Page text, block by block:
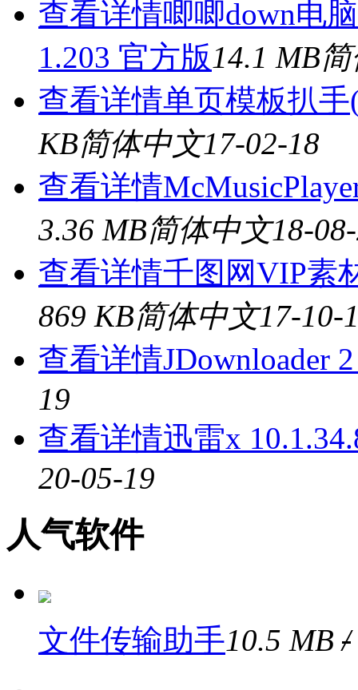
查看详情唧唧down电
1.203 官方版14.1 MB
查看详情单页模板扒
KB简体中文17-02-18
查看详情
3.36 MB简体中文18-
查看详情千图网VIP素
869 KB简体中文17-10-
查看详情JDownloader
19
查看详情迅雷x
20-05-19
人气软件
文件传输助手10.5 MB/